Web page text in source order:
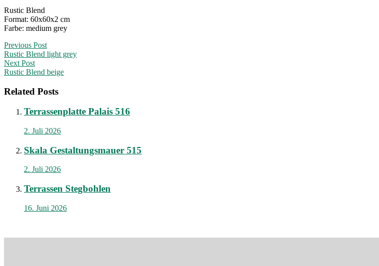
Rustic Blend
Format: 60x60x2 cm
Farbe: medium grey
Post
navigation
Previous Post
Rustic Blend light grey
Next Post
Rustic Blend beige
Related Posts
Terrassenplatte Palais 516
2. Juli 2026
Skala Gestaltungsmauer 515
2. Juli 2026
Terrassen Stegbohlen
16. Juni 2026